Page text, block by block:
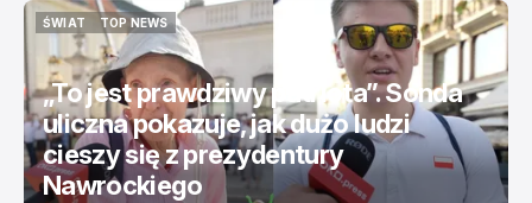
ŚWIAT
ŚWIAT
TOP NEWS
TOP NEWS
„To jest prawdziwy patriota”. Sonda
uliczna pokazuje, jak dużo ludzi
cieszy się z prezydentury
Nawrockiego